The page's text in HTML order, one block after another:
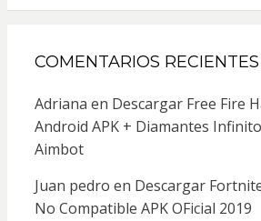
COMENTARIOS RECIENTES
Adriana en Descargar Free Fire
Android APK + Diamantes
Aimbot
Juan pedro en Descargar
No Compatible APK OFicial 2019